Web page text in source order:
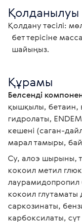
Қолданылуы
Қолдану тәсілі:
  шайыңыз.
Құрамы
Белсенді
қышқылы, бетаин,
гидролаты,
кешені (саган-
марал тамыры,
Су, алоэ шырыны,
кокоил метил
лаурамидопропил
кокоил
саркозинаты,
карбоксилаты,